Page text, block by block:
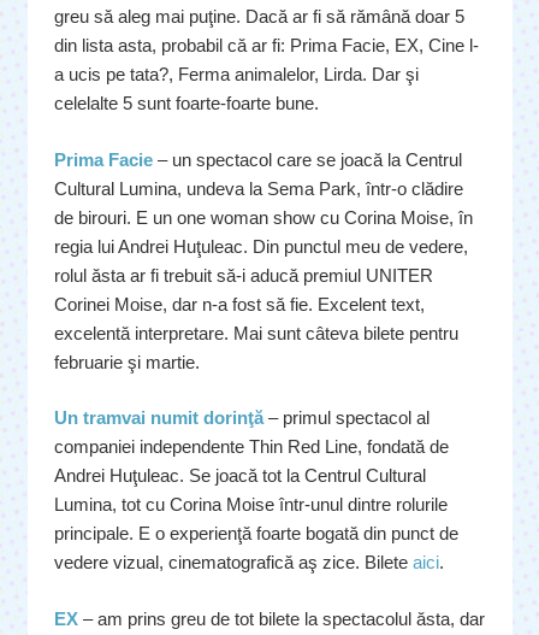
greu să aleg mai puţine. Dacă ar fi să rămână doar 5
din lista asta, probabil că ar fi: Prima Facie, EX, Cine l-
a ucis pe tata?, Ferma animalelor, Lirda. Dar şi
celelalte 5 sunt foarte-foarte bune.
Prima Facie – un spectacol care se joacă la Centrul
Cultural Lumina, undeva la Sema Park, într-o clădire
de birouri. E un one woman show cu Corina Moise, în
regia lui Andrei Huţuleac. Din punctul meu de vedere,
rolul ăsta ar fi trebuit să-i aducă premiul UNITER
Corinei Moise, dar n-a fost să fie. Excelent text,
excelentă interpretare. Mai sunt câteva bilete pentru
februarie şi martie.
Un tramvai numit dorinţă – primul spectacol al
companiei independente Thin Red Line, fondată de
Andrei Huţuleac. Se joacă tot la Centrul Cultural
Lumina, tot cu Corina Moise într-unul dintre rolurile
principale. E o experienţă foarte bogată din punct de
vedere vizual, cinematografică aş zice. Bilete aici.
EX – am prins greu de tot bilete la spectacolul ăsta, dar